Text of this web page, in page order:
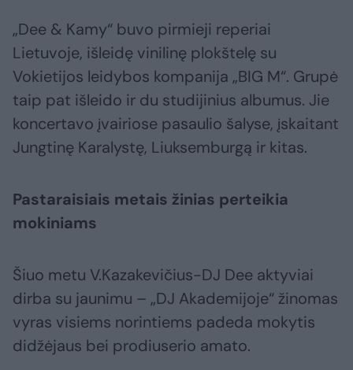
„Dee & Kamy“ buvo pirmieji reperiai
Lietuvoje, išleidę vinilinę plokštelę su
Vokietijos leidybos kompanija „BIG M“. Grupė
taip pat išleido ir du studijinius albumus. Jie
koncertavo įvairiose pasaulio šalyse, įskaitant
Jungtinę Karalystę, Liuksemburgą ir kitas.
Pastaraisiais metais žinias perteikia
mokiniams
Šiuo metu V.Kazakevičius-DJ Dee aktyviai
dirba su jaunimu – „DJ Akademijoje“ žinomas
vyras visiems norintiems padeda mokytis
didžėjaus bei prodiuserio amato.